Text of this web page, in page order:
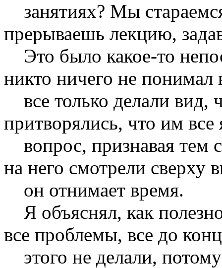
занятиях? Мы
прерываешь лекцию,
Это было какое-то
никто ничего не
все только делали вид,
притворялись, что им все
вопрос, признавая тем
на него смотрели сверху
он отнимает время.
Я объяснял, как
все проблемы, все до
этого не делали,